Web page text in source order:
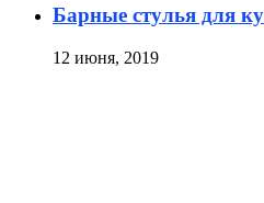
Барные стулья для
12 июня, 2019